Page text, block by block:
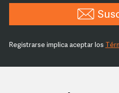
Registrarse implica aceptar los